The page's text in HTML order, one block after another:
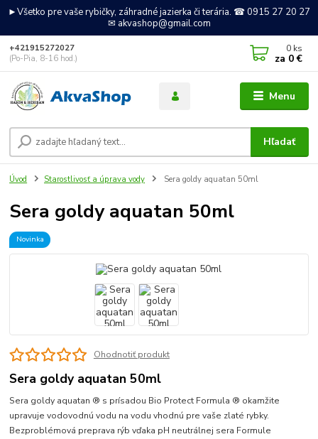
►Všetko pre vaše rybičky, záhradné jazierka či terária. ☎ 0915 27 20 27
✉ akvashop@gmail.com
Menu
Hľadať
+421915272027
(Po-Pia, 8-16 hod.)
0 ks
za 0 €
Úvod Starostlivosť a úprava vody Sera goldy aquatan 50ml
Sera goldy aquatan 50ml
Novinka
Ohodnotiť produkt
Sera goldy aquatan 50ml
Sera goldy aquatan ® s prísadou Bio Protect Formula ® okamžite
upravuje vodovodnú vodu na vodu vhodnú pre vaše zlaté rybky.
Bezproblémová preprava rýb vďaka pH neutrálnej sera Formule